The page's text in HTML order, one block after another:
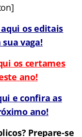
aqui os editais
vaga!
os certames
ano!
e confira as
ano!
Prepare-se